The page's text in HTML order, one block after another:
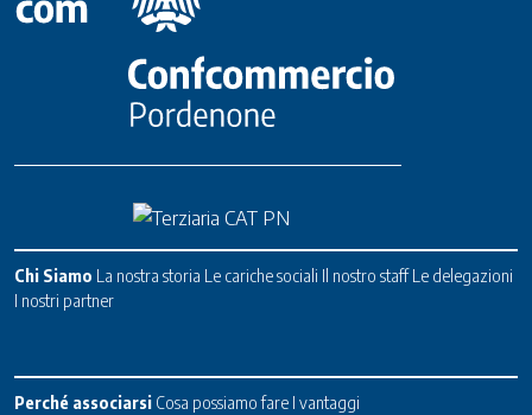
Chi Siamo La nostra storia Le cariche sociali Il nostro staff Le delegazioni
I nostri partner
Perché associarsi Cosa possiamo fare I vantaggi